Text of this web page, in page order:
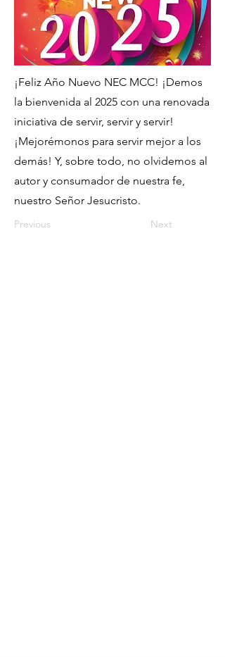
¡Feliz Año Nuevo NEC MCC! ¡Demos
la bienvenida al 2025 con una renovada
iniciativa de servir, servir y servir!
¡Mejorémonos para servir mejor a los
demás! Y, sobre todo, no olvidemos al
autor y consumador de nuestra fe,
nuestro Señor Jesucristo.
Previous Next